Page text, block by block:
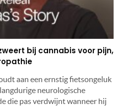
bij cannabis voor pijn,
aan een ernstig fietsongeluk
neurologische
die pas verdwijnt wanneer hij